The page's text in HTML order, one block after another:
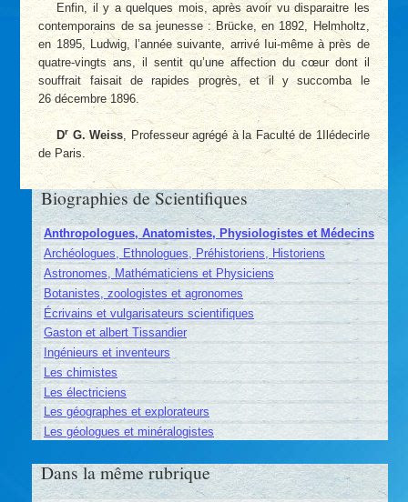
Enfin, il y a quelques mois, après avoir vu disparaitre les
contemporains de sa jeunesse : Brücke, en 1892, Helmholtz,
en 1895, Ludwig, l’année suivante, arrivé Iui-même à près de
quatre-vingts ans, il sentit qu’une affection du cœur dont il
souffrait faisait de rapides progrès, et il y succomba le
26 décembre 1896.
Dr G. Weiss , Professeur agrégé à la Faculté de 1Ilédecirle
de Paris.
Biographies de Scientifiques
Anthropologues, Anatomistes, Physiologistes et Médecins
Archéologues, Ethnologues, Préhistoriens, Historiens
Astronomes, Mathématiciens et Physiciens
Botanistes, zoologistes et agronomes
Écrivains et vulgarisateurs scientifiques
Gaston et albert Tissandier
Ingénieurs et inventeurs
Les chimistes
Les électriciens
Les géographes et explorateurs
Les géologues et minéralogistes
Dans la même rubrique